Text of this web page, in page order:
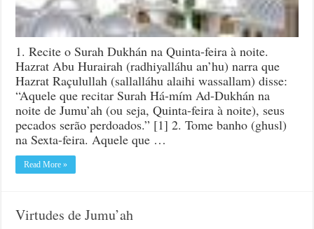
1. Recite o Surah Dukhán na Quinta-feira à noite.
Hazrat Abu Hurairah (radhiyalláhu an’hu) narra que
Hazrat Raçulullah (sallalláhu alaihi wassallam) disse:
“Aquele que recitar Surah Há-mím Ad-Dukhán na
noite de Jumu’ah (ou seja, Quinta-feira à noite), seus
pecados serão perdoados.” [1] 2. Tome banho (ghusl)
na Sexta-feira. Aquele que …
Read More »
Virtudes de Jumu’ah